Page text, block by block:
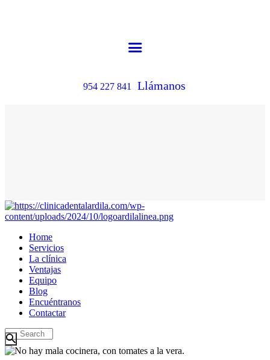
954 227 841 Llámanos
Home
Servicios
La clínica
Ventajas
Equipo
Blog
Encuéntranos
Contactar